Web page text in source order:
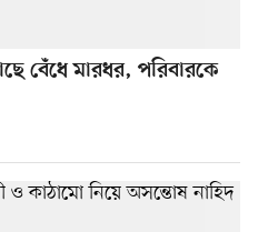
বেঁধে মারধর, পরিবারকে